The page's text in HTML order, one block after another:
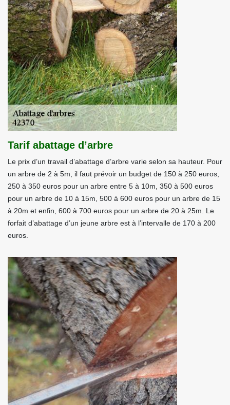
Tarif abattage d’arbre
Le prix d’un travail d’abattage d’arbre varie selon sa hauteur. Pour
un arbre de 2 à 5m, il faut prévoir un budget de 150 à 250 euros,
250 à 350 euros pour un arbre entre 5 à 10m, 350 à 500 euros
pour un arbre de 10 à 15m, 500 à 600 euros pour un arbre de 15
à 20m et enfin, 600 à 700 euros pour un arbre de 20 à 25m. Le
forfait d’abattage d’un jeune arbre est à l’intervalle de 170 à 200
euros.